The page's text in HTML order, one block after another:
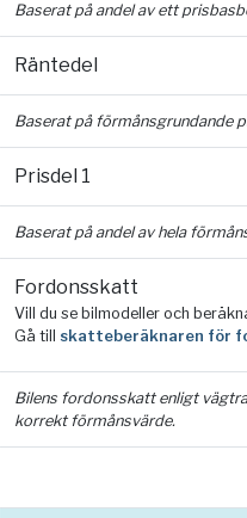
Baserat på andel av ett
Räntedel
Baserat på förmånsgrundande
Prisdel 1
Baserat på andel av hela
Fordonsskatt
Vill du se bilmodeller och
Gå till skatteberäknaren för
Bilens fordonsskatt enligt
korrekt förmånsvärde.